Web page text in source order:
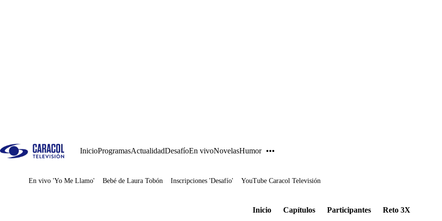
InicioProgramasActualidadDesafíoEn vivoNovelasHumor
Juegos
En vivo 'Yo Me Llamo' Bebé de Laura Tobón Inscripciones 'Desafío' YouTube Caracol Televisión
Inicio Capítulos Participantes Reto 3X